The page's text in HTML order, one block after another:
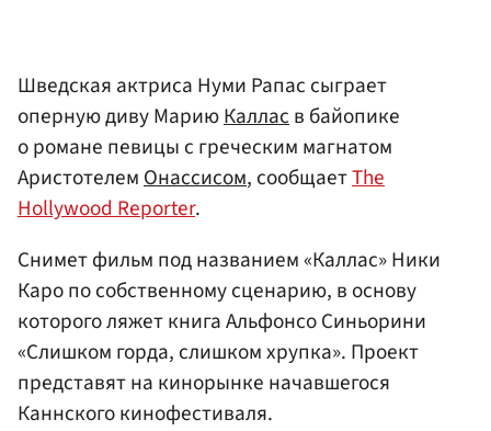
Шведская актриса Нуми Рапас сыграет
оперную диву МариюКалласв байопике
о романе певицы с греческим магнатом
АристотелемОнассисом, сообщаетThe
Hollywood Reporter.
Снимет фильм под названием «Каллас» Ники
Каро по собственному сценарию, в основу
которого ляжет книга Альфонсо Синьорини
«Слишком горда, слишком хрупка». Проект
представят на кинорынке начавшегося
Каннского кинофестиваля.